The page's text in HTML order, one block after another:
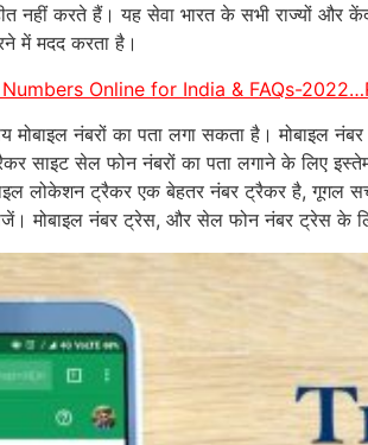
नहीं करते हैं। यह सेवा भारत के सभी राज्यों और
में मदद करता है।
Online for India & FAQs-
मोबाइल नंबरों का पता लगा सकता है। मोबाइल
साइट सेल फोन नंबरों का पता लगाने के लिए
लोकेशन ट्रैकर एक बेहतर नंबर ट्रैकर है, गूगल
मोबाइल नंबर ट्रेस, और सेल फोन नंबर ट्रेस के